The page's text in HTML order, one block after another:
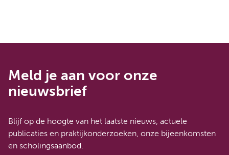
Meld je aan voor onze
nieuwsbrief
Blijf op de hoogte van het laatste nieuws, actuele
publicaties en praktijkonderzoeken, onze bijeenkomsten
en scholingsaanbod.